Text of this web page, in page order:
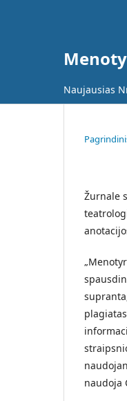
Naujausias
Žurnale
naudoja